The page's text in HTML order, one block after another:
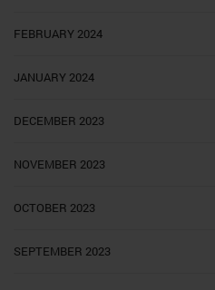
FEBRUARY 2024
JANUARY 2024
DECEMBER 2023
NOVEMBER 2023
OCTOBER 2023
SEPTEMBER 2023